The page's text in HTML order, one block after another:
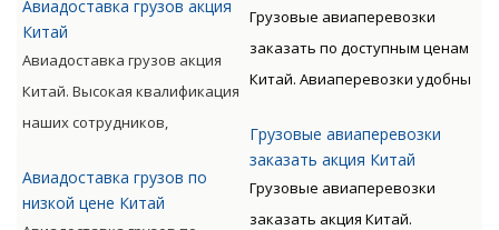
специальную подготовку,
позволяет мастерски
обслуживать перевозки всех
видов, включая опасные
категории грузов.
Авиадоставка грузов акция
Китай
Авиадоставка грузов акция
Китай. Высокая квалификация
наших сотрудников,
подготовку, позволяет
мастерски обслуживать
Авиадоставка грузов по
низкой цене Китай
дороже, чем доставка морем
окупается преимуществами
авиаперевозок.
Грузовые авиаперевозки
заказать по доступным ценам
Китай. Авиаперевозки удобны
время клиента. Грузы
доставляются быстро, без
излишних остановок. Цену
Грузовые авиаперевозки
заказать акция Китай
Грузовые авиаперевозки
заказать акция Китай.